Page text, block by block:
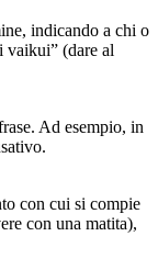
indicando a chi o
vaikui” (dare al
Ad esempio, in
con cui si compie
con una matita),